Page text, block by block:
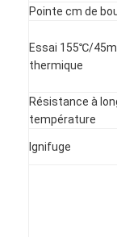
Pointe cm de
Essai 155℃/
thermique
Résistance à
température
Ignifuge